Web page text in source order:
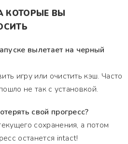
КОТОРЫЕ ВЫ
вылетает на черный
игру или очистить кэш. Часто
не так с установкой.
свой прогресс?
сохранения, а потом
останется intact!